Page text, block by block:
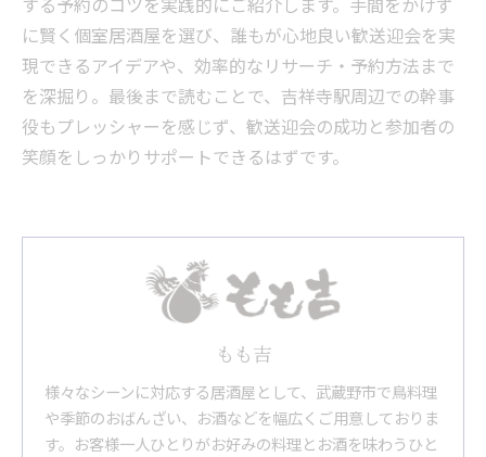
に賢く個室居酒屋を選び、誰もが心地良い歓送迎会を実
現できるアイデアや、効率的なリサーチ・予約方法まで
を深掘り。最後まで読むことで、吉祥寺駅周辺での幹事
役もプレッシャーを感じず、歓送迎会の成功と参加者の
笑顔をしっかりサポートできるはずです。
もも吉
様々なシーンに対応する居酒屋として、武蔵野市で鳥料理
や季節のおばんざい、お酒などを幅広くご用意しておりま
す。お客様一人ひとりがお好みの料理とお酒を味わうひと